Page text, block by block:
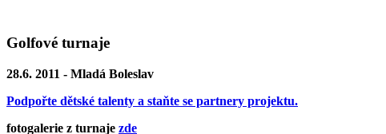
Golfové turnaje
28.6. 2011 - Mladá Boleslav
Podpořte dětské talenty a staňte se partnery projektu.
fotogalerie z turnaje zde